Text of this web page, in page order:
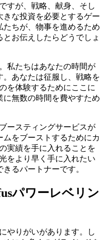
すが、戦略、献身、そし
な投資を必要とするゲー
たちが、物事を進めるため
お伝えしたらどうでしょ
私たちはあなたの時間が
あなたは征服し、戦略を
を体験するためにここに
無数の時間を費やすため
ースティングサービスが
をブーストするためにカ
実績を手に入れることを
をより早く手に入れたい
るパートナーです。
パワーレベリン
やりがいがあります。し